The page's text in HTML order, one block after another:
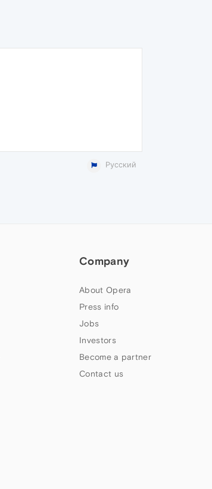
Русский
Company
About Opera
Press info
Jobs
Investors
Become a partner
Contact us